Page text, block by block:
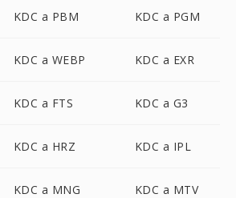
KDC a PBM KDC a PGM
KDC a WEBP KDC a EXR
KDC a FTS KDC a G3
KDC a HRZ KDC a IPL
KDC a MNG KDC a MTV